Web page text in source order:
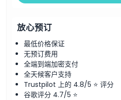
放心预订
最低价格保证
无预订费用
全端到端加密支付
全天候客户支持
Trustpilot 上的 4.8/5 ⭐ 评分
谷歌评分 4.7/5 ⭐